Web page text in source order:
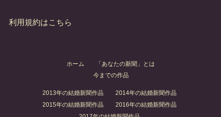
利用規約はこちら
ホーム
「あなたの新聞」とは
今までの作品
2013年の結婚新聞作品
2014年の結婚新聞作品
2015年の結婚新聞作品
2016年の結婚新聞作品